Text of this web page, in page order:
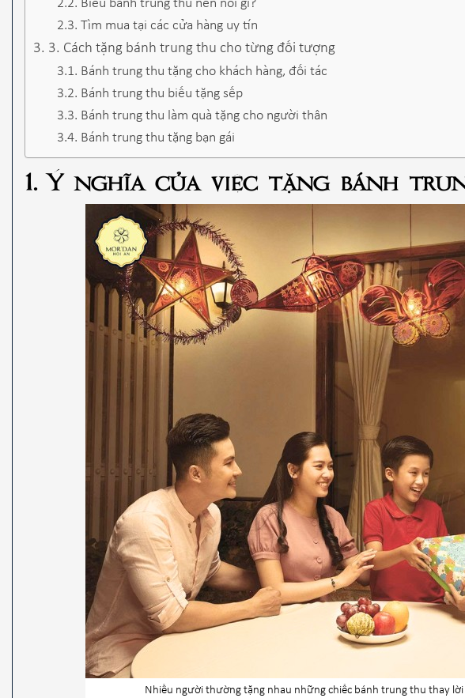
Biếu bánh trung thu nên nói gì?
Tìm mua tại các cửa hàng uy tín
3. Cách tặng bánh trung thu cho từng đối tượng
Bánh trung thu tặng cho khách hàng, đối tác
Bánh trung thu biếu tặng sếp
Bánh trung thu làm quà tặng cho người thân
Bánh trung thu tặng bạn gái
1. Ý nghĩa của việc tặng bánh
Nhiều người thường tặng nhau những chiếc bánh trung thu thay lời